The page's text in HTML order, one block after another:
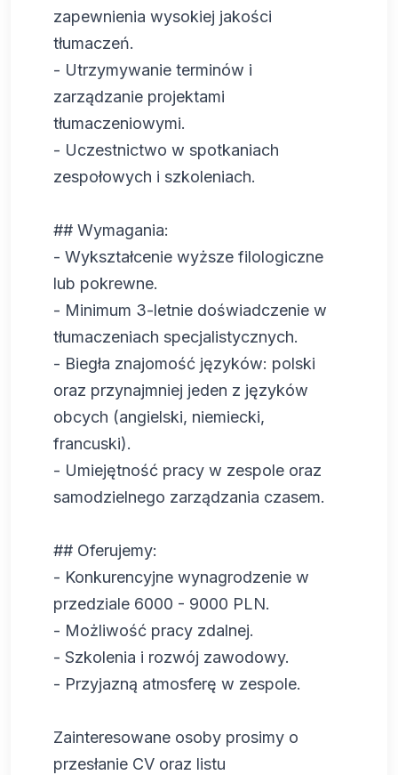
zapewnienia wysokiej jakości
tłumaczeń.
- Utrzymywanie terminów i
zarządzanie projektami
tłumaczeniowymi.
- Uczestnictwo w spotkaniach
zespołowych i szkoleniach.
## Wymagania:
- Wykształcenie wyższe filologiczne
lub pokrewne.
- Minimum 3-letnie doświadczenie w
tłumaczeniach specjalistycznych.
- Biegła znajomość języków: polski
oraz przynajmniej jeden z języków
obcych (angielski, niemiecki,
francuski).
- Umiejętność pracy w zespole oraz
samodzielnego zarządzania czasem.
## Oferujemy:
- Konkurencyjne wynagrodzenie w
przedziale 6000 - 9000 PLN.
- Możliwość pracy zdalnej.
- Szkolenia i rozwój zawodowy.
- Przyjazną atmosferę w zespole.
Zainteresowane osoby prosimy o
przesłanie CV oraz listu